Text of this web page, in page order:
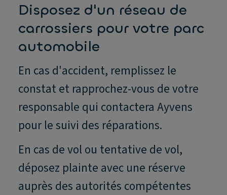
Disposez d'un réseau de
carrossiers pour votre parc
automobile
En cas d'accident, remplissez le
constat et rapprochez-vous de votre
responsable qui contactera Ayvens
pour le suivi des réparations.
En cas de vol ou tentative de vol,
déposez plainte avec une réserve
auprès des autorités compétentes